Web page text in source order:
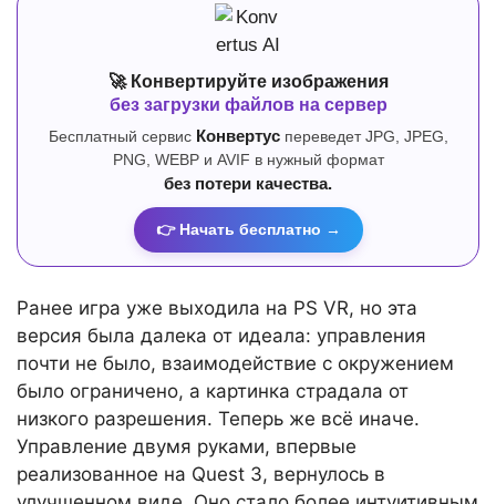
🚀 Конвертируйте изображения
без загрузки файлов на сервер
Бесплатный сервис Конвертуспереведет JPG, JPEG,
PNG, WEBP и AVIF в нужный формат
без потери качества.
👉 Начать бесплатно →
Ранее игра уже выходила на PS VR, но эта
версия была далека от идеала: управления
почти не было, взаимодействие с окружением
было ограничено, а картинка страдала от
низкого разрешения. Теперь же всё иначе.
Управление двумя руками, впервые
реализованное на Quest 3, вернулось в